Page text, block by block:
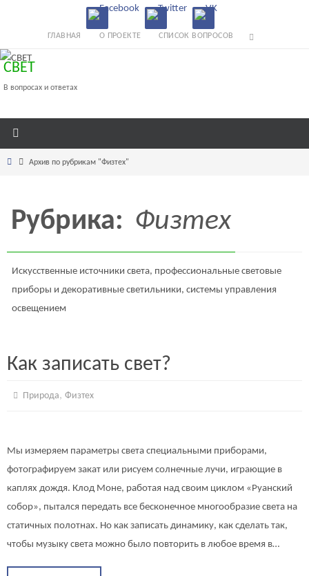
содержимому
ГЛАВНАЯ О ПРОЕКТЕ СПИСОК ВОПРОСОВ
СВЕТ
В вопросах и ответах
ГлавнаяАрхив по рубрикам "Физтех"
Рубрика: Физтех
Искусственные источники света, профессиональные световые
приборы и декоративные светильники, системы управления
освещением
Как записать свет?
Природа,Физтех
Мы измеряем параметры света специальными приборами,
фотографируем закат или рисуем солнечные лучи, играющие в
каплях дождя. Клод Моне, работая над своим циклом «Руанский
собор», пытался передать все бесконечное многообразие света на
статичных полотнах. Но как записать динамику, как сделать так,
чтобы музыку света можно было повторить в любое время в…